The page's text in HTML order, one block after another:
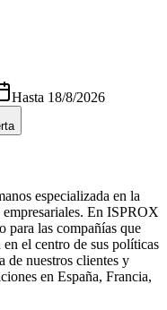
Hasta 18/8/2026
especializada en la
En ISPROX
para las compañías que
el centro de sus políticas
de nuestros clientes y
en España, Francia,